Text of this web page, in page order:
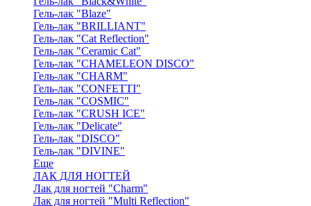
Гель-лак "Blaze"
Гель-лак "BRILLIANT"
Гель-лак "Cat Reflection"
Гель-лак "Ceramic Cat"
Гель-лак "CHAMELEON DISCO"
Гель-лак "CHARM"
Гель-лак "CONFETTI"
Гель-лак "COSMIC"
Гель-лак "CRUSH ICE"
Гель-лак "Delicate"
Гель-лак "DISCO"
Гель-лак "DIVINE"
Еще
ЛАК ДЛЯ НОГТЕЙ
Лак для ногтей "Charm"
Лак для ногтей "Multi Reflection"